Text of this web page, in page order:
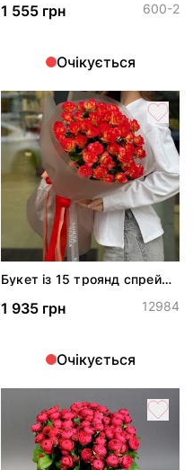
1 555 грн 600-2
Очікується
Букет із 15 троянд спрей
1 935 грн 12984
Очікується